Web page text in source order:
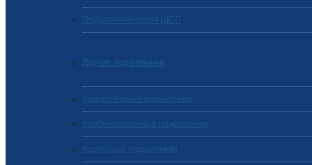
Подшипники серии ШСЛ
Другие подшипники
Закрепляемые подшипники
Комбинированные подшипники
Корпусные подшипники